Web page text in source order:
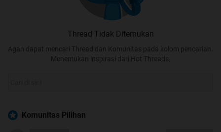
Thread Tidak Ditemukan
Agan dapat mencari Thread dan Komunitas pada kolom pencarian.
Menemukan inspirasi dari Hot Threads.
Komunitas Pilihan